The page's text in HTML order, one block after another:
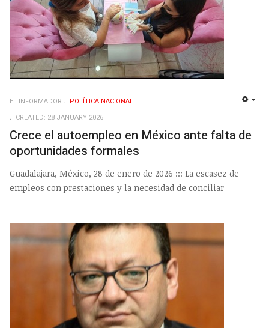
EL INFORMADOR
POLÍ­TICA NACIONAL
CREATED: 28 JANUARY 2026
Crece el autoempleo en México ante falta de
oportunidades formales
Guadalajara, México, 28 de enero de 2026 ::: La escasez de
empleos con prestaciones y la necesidad de conciliar